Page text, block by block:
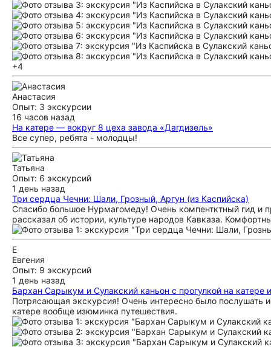
+4
Анастасия
Опыт: 3 экскурсии
16 часов назад
На катере — вокруг 8 цеха завода «Дагдизель»
Все супер, ребята - молодцы!
Татьяна
Опыт: 6 экскурсий
1 день назад
Три сердца Чечни: Шали, Грозный, Аргун (из Каспийска)
Спасибо большое Нурмагомеду! Очень компентктный гид и
рассказал об истории, культуре народов Кавказа.
Е
Евгения
Опыт: 9 экскурсий
1 день назад
Бархан Сарыкум и Сулакский каньон с прогулкой на катере
Потрясающая экскурсия! Очень интересно было послушать
катере вообще изюминка путешествия.